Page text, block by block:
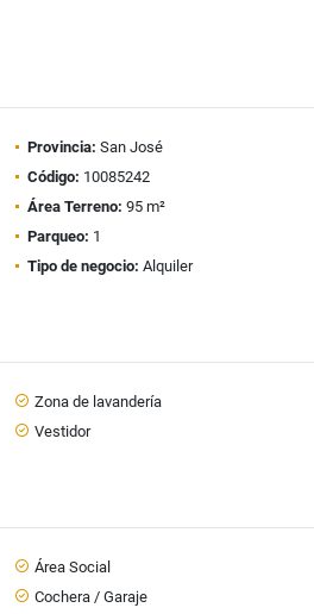
Provincia: San José
Código: 10085242
Área Terreno: 95 m²
Parqueo: 1
Tipo de negocio: Alquiler
Zona de lavandería
Vestidor
Área Social
Cochera / Garaje